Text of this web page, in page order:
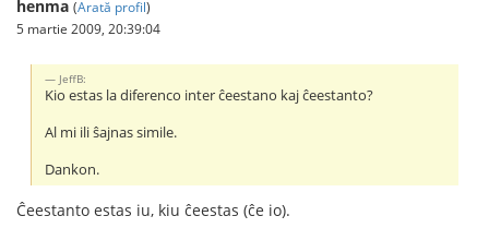
henma (Arată profil)
5 martie 2009, 20:39:04
JeffB:
Kio estas la diferenco inter ĉeestano kaj ĉeestanto?
Al mi ili ŝajnas simile.
Dankon.
Ĉeestanto estas iu, kiu ĉeestas (ĉe io).